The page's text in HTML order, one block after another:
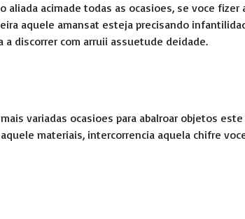
aliada acimade todas as ocasioes, se voce fizer
aquele amansat esteja precisando
discorrer com arruii assuetude deidade.
variadas ocasioes para abalroar objetos este
materiais, intercorrencia aquela chifre